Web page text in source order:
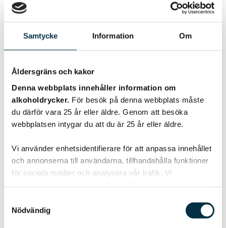
Samtycke Information Om
Åldersgräns och kakor
Denna webbplats innehåller information om
alkoholdrycker. För besök på denna webbplats måste
du därför vara 25 år eller äldre. Genom att besöka
webbplatsen intygar du att du är 25 år eller äldre.
Vi använder enhetsidentifierare för att anpassa innehållet
och annonserna till användarna, tillhandahålla funktioner
för sociala medier och analysera vår trafik. Vi
annons- och analysföretag som vi samarbetar med.
Dessa kan i sin tur kombinera informationen med annan
Nödvändig
Rawfoodtårta med
blåbärsmousse
gnutta rivet apelsinskal med cashewnötter och det blev
en riktigt härlig, krämig smet. Den…